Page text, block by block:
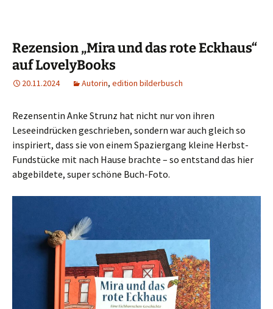
Rezension „Mira und das rote Eckhaus“
auf LovelyBooks
20.11.2024 Autorin, edition bilderbusch
Rezensentin Anke Strunz hat nicht nur von ihren
Leseeindrücken geschrieben, sondern war auch gleich so
inspiriert, dass sie von einem Spaziergang kleine Herbst-
Fundstücke mit nach Hause brachte – so entstand das hier
abgebildete, super schöne Buch-Foto.